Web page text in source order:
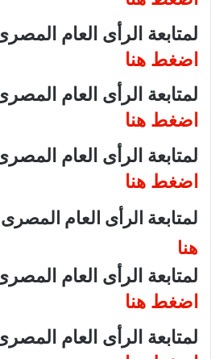
لمتابعة الرأى العام
اضغط هنا
لمتابعة الرأى العام
اضغط هنا
لمتابعة الرأى العام
اضغط هنا
لمتابعة الرأى العام
هنا
لمتابعة الرأى العام
اضغط هنا
لمتابعة الرأى العام